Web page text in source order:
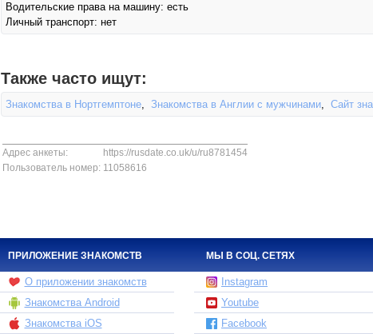
Водительские права на машину: есть
Личный транспорт: нет
Также часто ищут:
Знакомства в Нортгемптоне, Знакомства в Англии с мужчинами, Сайт
Адрес анкеты:
https://rusdate.co.uk/u/ru8781454
Пользователь номер: 11058616
ПРИЛОЖЕНИЕ ЗНАКОМСТВ МЫ В СОЦ. СЕТЯХ
О приложении знакомств
Знакомства Android
Знакомства iOS
Instagram
Youtube
Facebook